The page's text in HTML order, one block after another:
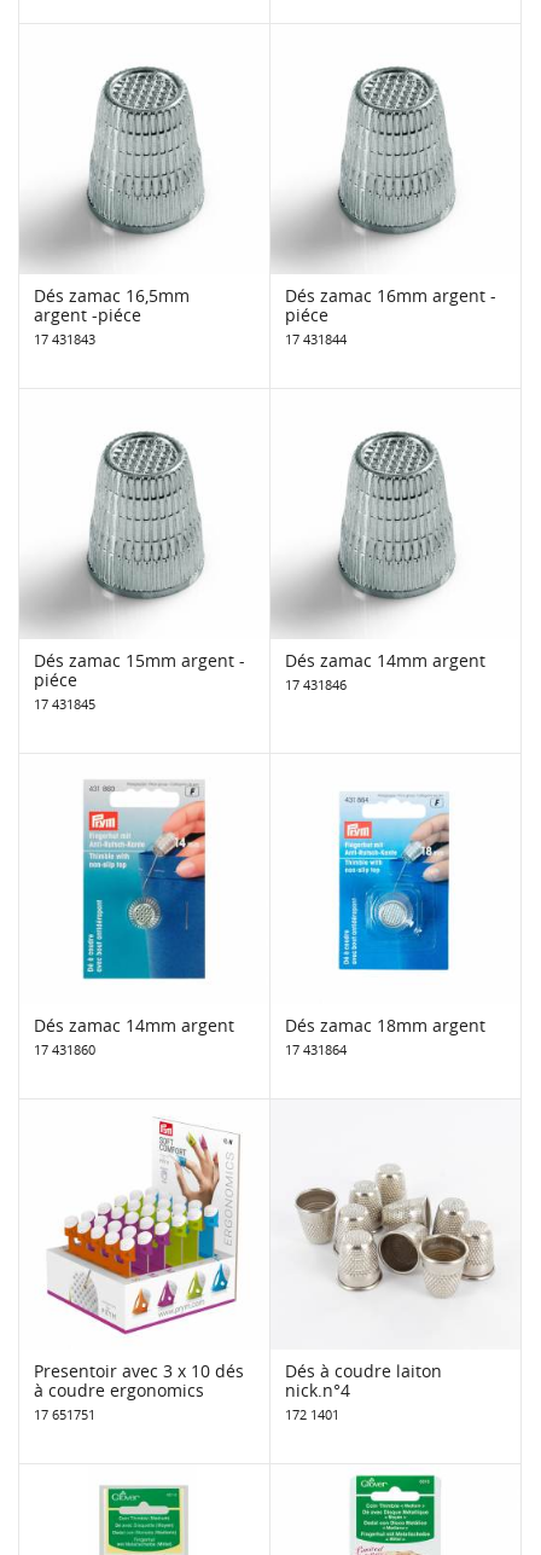
Dés zamac 16,5mm
argent -piéce
17 431843
Dés zamac 16mm argent -
piéce
17 431844
Dés zamac 15mm argent -
piéce
17 431845
Dés zamac 14mm argent
17 431846
Dés zamac 14mm argent
17 431860
Dés zamac 18mm argent
17 431864
Presentoir avec 3 x 10 dés
à coudre ergonomics
17 651751
Dés à coudre laiton
nick.n°4
172 1401